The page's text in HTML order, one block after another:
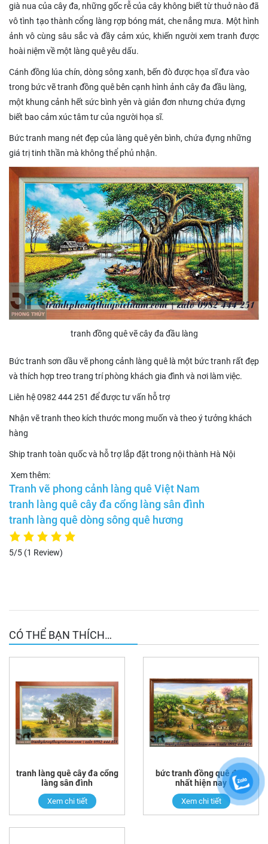
già nua của cây đa, những gốc rễ của cây không biết từ thuở nào đã
vô tình tạo thành cổng làng rợp bóng mát, che nắng mưa. Một hình
ảnh vô cùng sâu sắc và đầy cảm xúc, khiến người xem tranh được
hoài niệm về một làng quê yêu dấu.
Cánh đồng lúa chín, dòng sông xanh, bến đò được họa sĩ đưa vào
trong bức vẽ tranh đồng quê bên cạnh hình ảnh cây đa đầu làng,
một khung cảnh hết sức bình yên và giản đơn nhưng chứa đựng
biết bao cảm xúc tâm tư của người họa sĩ.
Bức tranh mang nét đẹp của làng quê yên bình, chứa đựng những
giá trị tinh thần mà không thể phủ nhận.
tranh đồng quê vẽ cây đa đầu làng
Bức tranh sơn dầu vẽ phong cảnh làng quê là một bức tranh rất đẹp
và thích hợp treo trang trí phòng khách gia đình và nơi làm việc.
Liên hệ 0982 444 251 để được tư vấn hỗ trợ
Nhận vẽ tranh theo kích thước mong muốn và theo ý tưởng khách
hàng
Ship tranh toàn quốc và hỗ trợ lắp đặt trong nội thành Hà Nội
Xem thêm:
Tranh vẽ phong cảnh làng quê Việt Nam
tranh làng quê cây đa cổng làng sân đình
tranh làng quê dòng sông quê hương
5/5 (1 Review)
CÓ THỂ BẠN THÍCH…
tranh làng quê cây đa cổng
làng sân đình
Xem chi tiết
bức tranh đồng quê đẹp
nhất hiện nay
Xem chi tiết